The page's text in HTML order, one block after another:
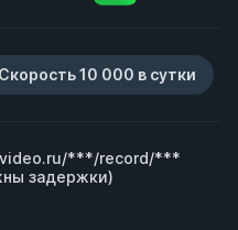
Скорость 10 000 в сутки
***/record/***
задержки)